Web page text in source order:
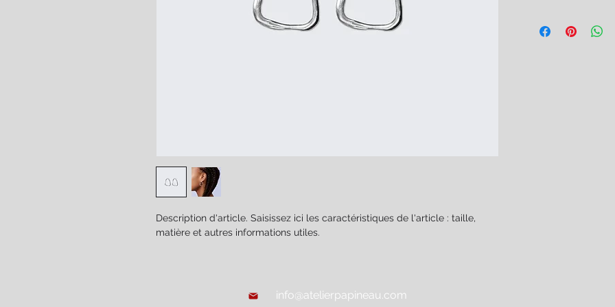
Description d'article. Saisissez ici les caractéristiques de l'article : taille,
matière et autres informations utiles.
site. Énoncez
une relation de
de détails sur vos
info@atelierpapineau.com